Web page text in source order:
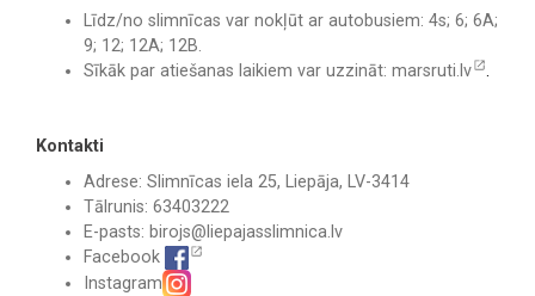
Līdz/no slimnīcas var nokļūt ar autobusiem: 4s; 6; 6A;
9; 12; 12A; 12B.
Sīkāk par atiešanas laikiem var uzzināt: marsruti.lv .
Kontakti
Adrese: Slimnīcas iela 25, Liepāja, LV-3414
Tālrunis: 63403222
E-pasts: birojs@liepajasslimnica.lv
Facebook
Instagram